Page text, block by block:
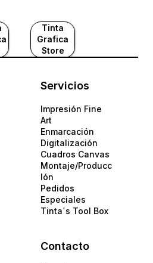
Tinta
Grafica
Store
Servicios
Impresión Fine
Art
Enmarcación
Digitalización
Cuadros Canvas
Montaje/Producc
Ión
Pedidos
Especiales
Tinta´s Tool Box
Contacto